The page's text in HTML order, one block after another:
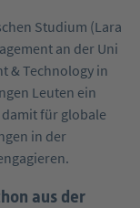
Studium (Lara
an der Uni
& Technology in
Leuten ein
für globale
in der
aus der